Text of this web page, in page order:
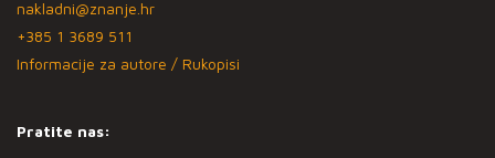
nakladni@znanje.hr
+385 1 3689 511
Informacije za autore / Rukopisi
Pratite nas: